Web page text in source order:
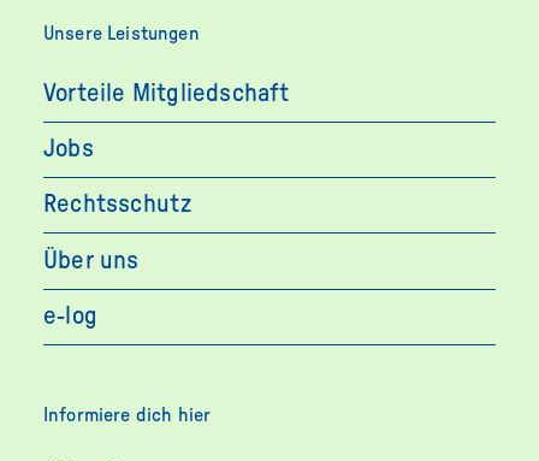
Unsere Leistungen
Vorteile Mitgliedschaft
Jobs
Rechtsschutz
Über uns
e-log
Informiere dich hier